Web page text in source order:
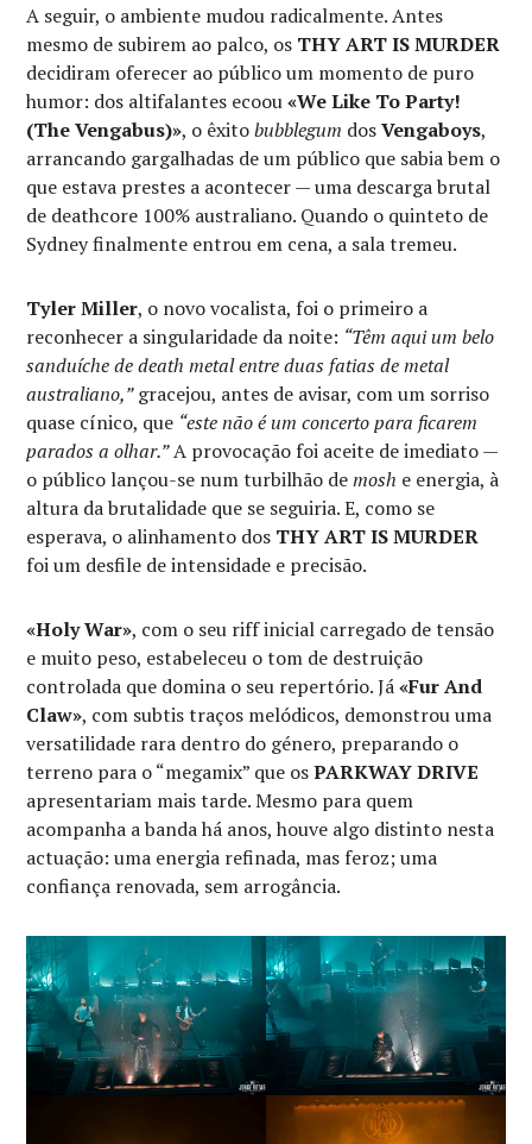
A seguir, o ambiente mudou radicalmente. Antes
mesmo de subirem ao palco, os THY ART IS MURDER
decidiram oferecer ao público um momento de puro
humor: dos altifalantes ecoou«We Like To Party!
(The Vengabus)», o êxitobubblegum dosVengaboys,
arrancando gargalhadas de um público que sabia bem o
que estava prestes a acontecer — uma descarga brutal
de deathcore 100% australiano. Quando o quinteto de
Sydney finalmente entrou em cena, a sala tremeu.
Tyler Miller, o novo vocalista, foi o primeiro a
reconhecer a singularidade da noite: “Têm aqui um belo
sanduíche de death metal entre duas fatias de metal
australiano,”gracejou, antes de avisar, com um sorriso
quase cínico, que “este não é um concerto para ficarem
parados a olhar.”A provocação foi aceite de imediato —
o público lançou-se num turbilhão demosh e energia, à
altura da brutalidade que se seguiria. E, como se
esperava, o alinhamento dos THY ART IS MURDER
foi um desfile de intensidade e precisão.
«Holy War», com o seu riff inicial carregado de tensão
e muito peso, estabeleceu o tom de destruição
controlada que domina o seu repertório. Já«Fur And
Claw», com subtis traços melódicos, demonstrou uma
versatilidade rara dentro do género, preparando o
terreno para o “megamix” que osPARKWAY DRIVE
apresentariam mais tarde. Mesmo para quem
acompanha a banda há anos, houve algo distinto nesta
actuação: uma energia refinada, mas feroz; uma
confiança renovada, sem arrogância.